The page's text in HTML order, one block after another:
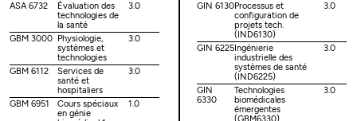
ASA 6732
Évaluation des
technologies de
la santé
3.0
GBM 3000
Physiologie,
systèmes et
technologies
3.0
GBM 6112
Services de
santé et
hospitaliers
3.0
GBM 6951
Cours spéciaux
en génie
1.0
GIN 6130Processus et
configuration de
projets tech.
(IND6130)
3.0
GIN 6225Ingénierie
industrielle des
systèmes de santé
(IND6225)
3.0
GIN
6330
Technologies
biomédicales
émergentes
3.0